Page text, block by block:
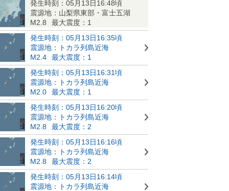
発生時刻：05月13日16:48頃
震源地：山梨県東部・富士五湖
M2.8
最大震度：1
発生時刻：05月13日16:35頃
震源地：トカラ列島近海
M2.4
最大震度：1
発生時刻：05月13日16:31頃
震源地：トカラ列島近海
M2.0
最大震度：1
発生時刻：05月13日16:20頃
震源地：トカラ列島近海
M2.8
最大震度：2
発生時刻：05月13日16:16頃
震源地：トカラ列島近海
M2.8
最大震度：2
発生時刻：05月13日16:14頃
震源地：トカラ列島近海